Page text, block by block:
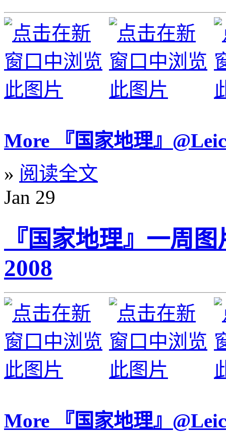
More 『国家地理』
» 阅读全文
Jan 29
『国家地理』一周
2008
More 『国家地理』